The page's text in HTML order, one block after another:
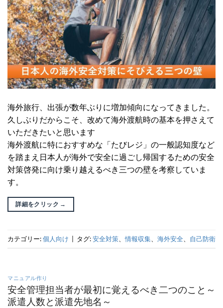
海外旅行、出張が数年ぶりに増加傾向になってきました。
久しぶりだからこそ、改めて海外渡航時の基本を押さえて
いただきたいと思います
海外渡航に特におすすめな「たびレジ」の一般認知度など
を踏まえ日本人が海外で安全に過ごし帰国するための安全
対策啓発に向け乗り越えるべき三つの壁を考察していま
す。
詳細をクリック →
カテゴリー:個人向け タグ:安全対策 、情報収集 海外安全 自己防衛
マニュアル作り
安全管理担当者が最初に覚えるべき二つのこと～
派遣人数と派遣先地名～